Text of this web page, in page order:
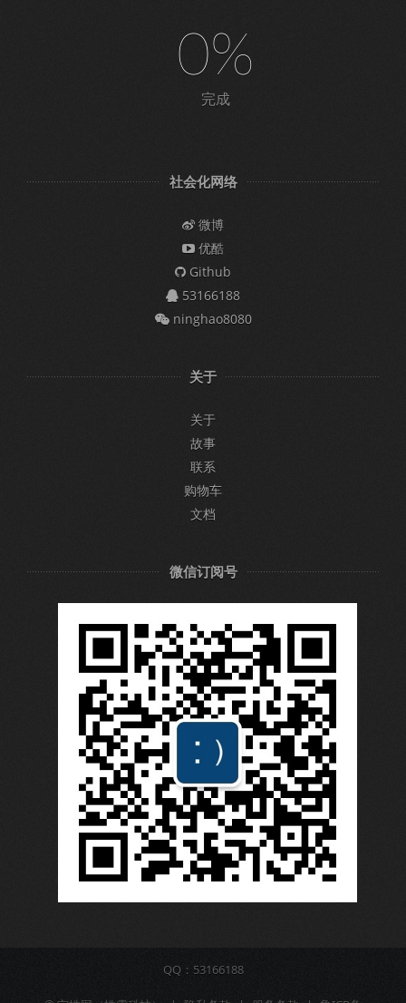
0%
完成
社会化网络
微博
优酷
Github
53166188
ninghao8080
关于
关于
故事
联系
购物车
文档
微信订阅号
QQ：53166188